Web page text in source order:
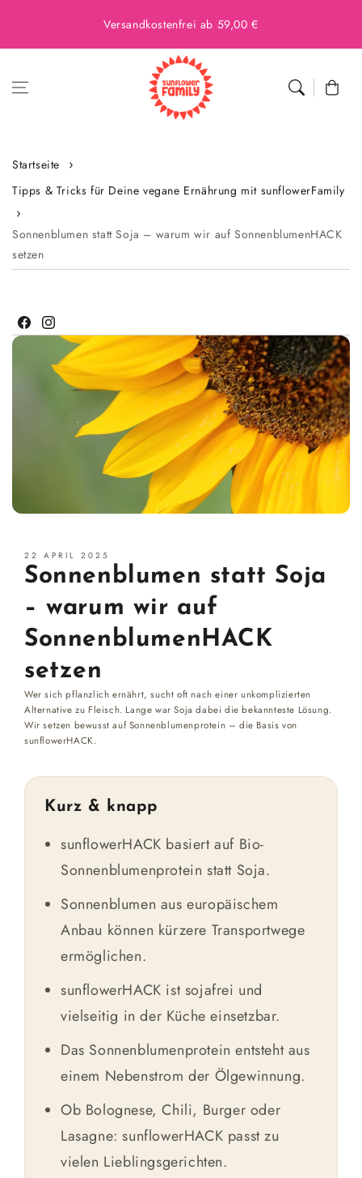
Versandkostenfrei ab 59,00 €
Startseite
Tipps & Tricks für Deine vegane Ernährung mit sunflowerFamily
Sonnenblumen statt Soja – warum wir auf SonnenblumenHACK
setzen
Facebook
Instagram
22 APRIL 2025
Sonnenblumen statt Soja
– warum wir auf
SonnenblumenHACK
setzen
Wer sich pflanzlich ernährt, sucht oft nach einer unkomplizierten
Alternative zu Fleisch. Lange war Soja dabei die bekannteste Lösung.
Wir setzen bewusst auf Sonnenblumenprotein – die Basis von
sunflowerHACK.
Kurz & knapp
sunflowerHACK basiert auf Bio-
Sonnenblumenprotein statt Soja.
Sonnenblumen aus europäischem
Anbau können kürzere Transportwege
ermöglichen.
sunflowerHACK ist sojafrei und
vielseitig in der Küche einsetzbar.
Das Sonnenblumenprotein entsteht aus
einem Nebenstrom der Ölgewinnung.
Ob Bolognese, Chili, Burger oder
Lasagne: sunflowerHACK passt zu
vielen Lieblingsgerichten.